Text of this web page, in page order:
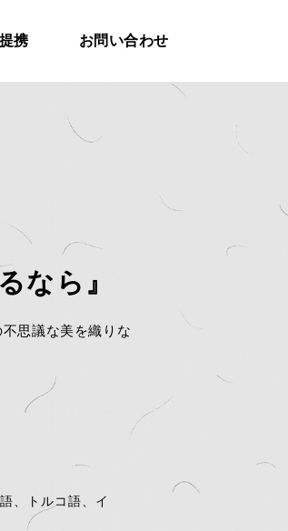
携 お問い合わせ
なら』
思議な美を織りな
、トルコ語、イ